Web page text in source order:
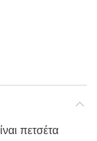
πετσέτα